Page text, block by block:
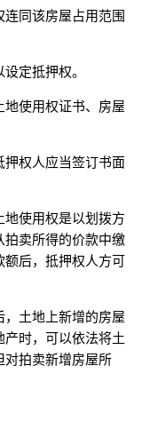
同该房屋占用范围
定抵押权。
使用权证书、房屋
权人应当签订书面
使用权是以划拨方
拍卖所得的价款中缴
额后，抵押权人方可
土地上新增的房屋
时，可以依法将土
对拍卖新增房屋所